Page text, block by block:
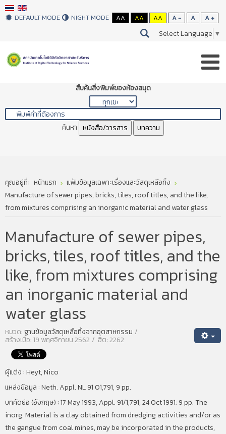
DEFAULT MODE NIGHT MODE AA AA AA A - A A +
Select Language ▼
สืบค้นสิ่งพิมพ์ของห้องสมุด
ค้นหา หนังสือ/วารสาร บทความ
คุณอยู่ที่: หน้าแรก
แฟ้มข้อมูลเฉพาะเรื่องและวัสดุเหลือทิ้ง
Manufacture of sewer pipes, bricks, tiles, roof titles, and the like,
from mixtures comprising an inorganic material and water glass
Manufacture of sewer pipes,
bricks, tiles, roof titles, and the
like, from mixtures comprising
an inorganic material and
water glass
หมวด:ฐานข้อมูลวัสดุเหลือทิ้งจากอุตสาหกรรม
สร้างเมื่อ: 19 พฤศจิกายน 2562 ฮิต: 2262
ผู้แต่ง : Heyt, Nico
แหล่งข้อมูล : Neth. Appl. NL 91 01,791, 9 pp.
บทคัดย่อ (อังกฤษ):17 May 1993, Appl. 91/1,791, 24 Oct 1991; 9 pp. The
inorg. Material is a clay obtained from dredging activities and/or as
the gangue from coal mines, may be incorporated in the products,